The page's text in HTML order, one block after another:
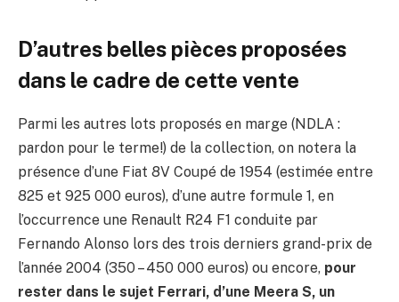
D’autres belles pièces proposées
dans le cadre de cette vente
Parmi les autres lots proposés en marge (NDLA :
pardon pour le terme!) de la collection, on notera la
présence d’une Fiat 8V Coupé de 1954 (estimée entre
825 et 925 000 euros), d’une autre formule 1, en
l’occurrence une Renault R24 F1 conduite par
Fernando Alonso lors des trois derniers grand-prix de
l’année 2004 (350 – 450 000 euros) ou encore, pour
rester dans le sujet Ferrari, d’une Meera S, un